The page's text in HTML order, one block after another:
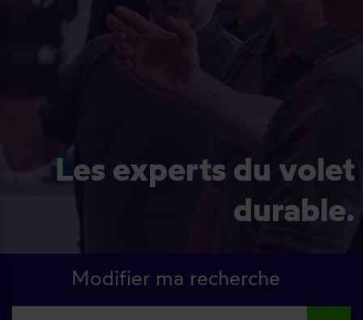
Les experts du volet
durable.
Modifier ma recherche